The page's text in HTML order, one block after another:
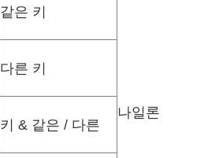
같은 키
나일론
다른 키
키 & 같은 / 다른